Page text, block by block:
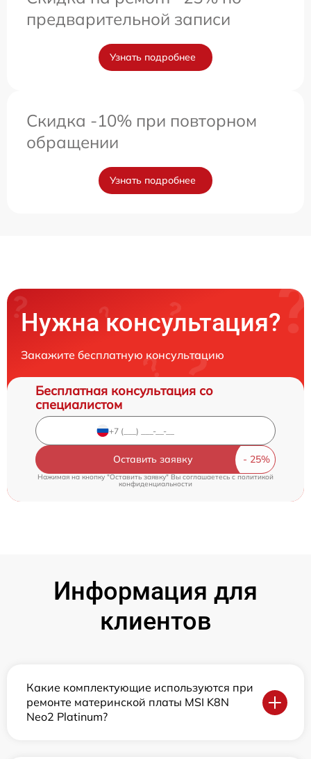
предварительной записи
Узнать подробнее
Скидка -10% при повторном
обращении
Узнать подробнее
Нужна консультация?
Закажите бесплатную консультацию
Бесплатная консультация со
специалистом
Оставить заявку
Нажимая на кнопку "Оставить заявку" Вы соглашаетесь cполитикой
конфиденциальности
Информация для
клиентов
Какие комплектующие используются при
ремонте материнской платы MSI K8N
Neo2 Platinum?